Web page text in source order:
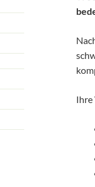
Ihre